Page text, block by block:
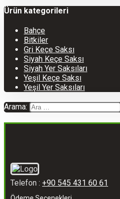
Ürün kategorileri
Bahçe
Bitkiler
Gri Keçe Saksı
Siyah Keçe Saksı
Siyah Yer Saksıları
Yeşil Keçe Saksı
Yeşil Yer Saksıları
Arama:
Telefon : +90 545 431 60 61